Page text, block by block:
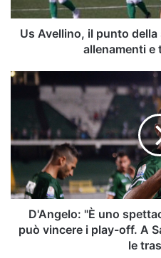
allenamenti
ritiro
Us Avellino, il punto
allenamenti e
D'Angelo:
giocare
Avellino,
può
vincere
play-
D'Angelo: "È uno
può vincere i play-off. A
le